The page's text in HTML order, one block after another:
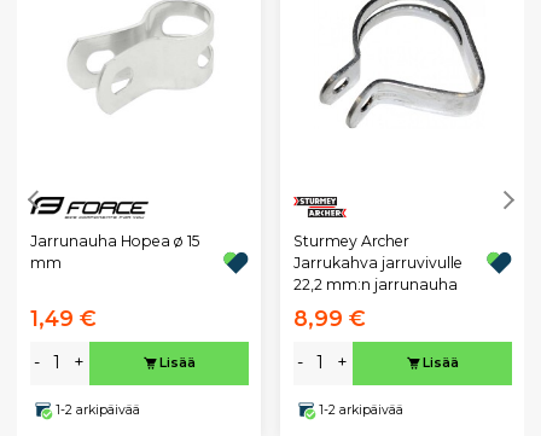
Jarrunauha Hopea ø 15
mm
1,49 €
- + Lisää
1-2 arkipäivää
Sturmey Archer
Jarrukahva jarruvivulle
22,2 mm:n jarrunauha
8,99 €
- + Lisää
1-2 arkipäivää